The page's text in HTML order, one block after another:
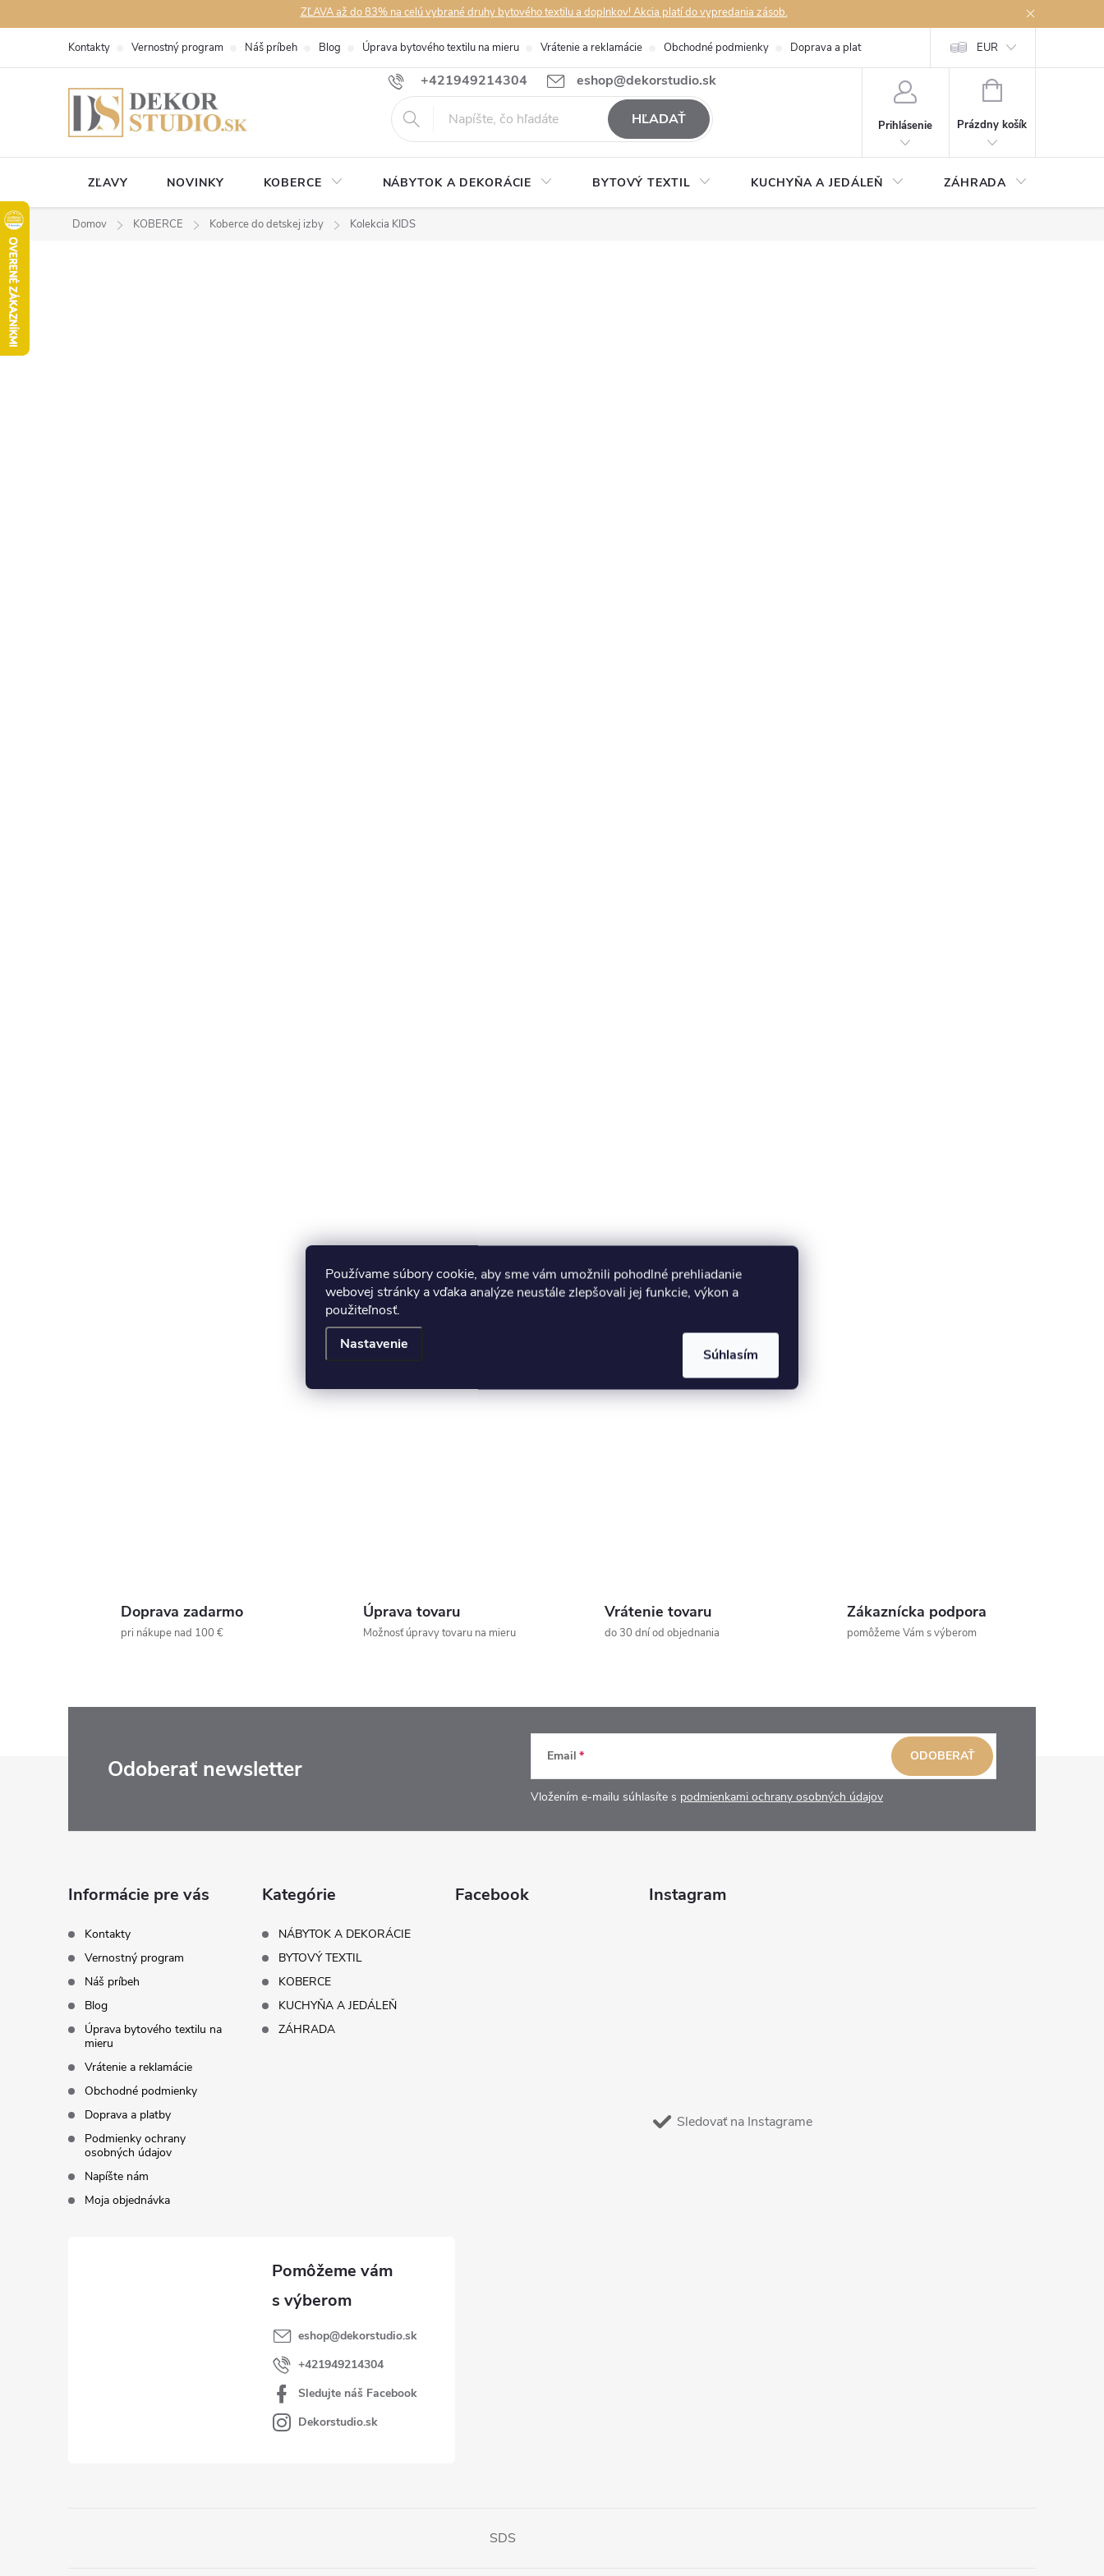
Používame súbory cookie, aby sme vám umožnili pohodlné prehliadanie
webovej stránky a vďaka analýze neustále zlepšovali jej funkcie, výkon a
použiteľnosť.
Nastavenie
Súhlasím
na
ZĽAVA až do 83% na celú vybrané druhy bytového textilu a doplnkov! Akcia platí do vypredania zásob.
+421949214304 eshop@dekorstudio.sk
Kontakty Vernostný program Náš príbeh Blog Úprava bytového textilu na mieru Vrátenie a reklamácie Obchodné podmienky Doprava a platby Podmienky ochrany osobných údajov
EUR
HĽADAŤ Prihlásenie
NÁKUPNÝ
Prázdny košík
ZĽAVY NOVINKY KOBERCE NÁBYTOK A DEKORÁCIE BYTOVÝ TEXTIL KUCHYŇA A JEDÁLEŇ ZÁHRADA
Domov KOBERCE Koberce do detskej izby Kolekcia KIDS
Doprava zadarmo
pri nákupe nad 100 €
Úprava tovaru
Možnosť úpravy tovaru na mieru
Vrátenie tovaru
do 30 dní od objednania
Zákaznícka podpora
pomôžeme Vám s výberom
Odoberať newsletter Email
Vložením e-mailu súhlasíte s podmienkami ochrany osobných údajov
ODOBERAŤ
Informácie pre vás
Kontakty
Vernostný program
Náš príbeh
Blog
Úprava bytového textilu na
mieru
Vrátenie a reklamácie
Obchodné podmienky
Doprava a platby
Podmienky ochrany
osobných údajov
Napíšte nám
Moja objednávka
Kategórie
NÁBYTOK A DEKORÁCIE
BYTOVÝ TEXTIL
KOBERCE
KUCHYŇA A JEDÁLEŇ
ZÁHRADA
Facebook Instagram
Sledovať na Instagrame
eshop@dekorstudio.sk
+421949214304
Sledujte náš Facebook
Dekorstudio.sk
SDS